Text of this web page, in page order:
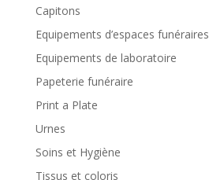
Capitons
Equipements d’espaces funéraires
Equipements de laboratoire
Papeterie funéraire
Print a Plate
Urnes
Soins et Hygiène
Tissus et coloris